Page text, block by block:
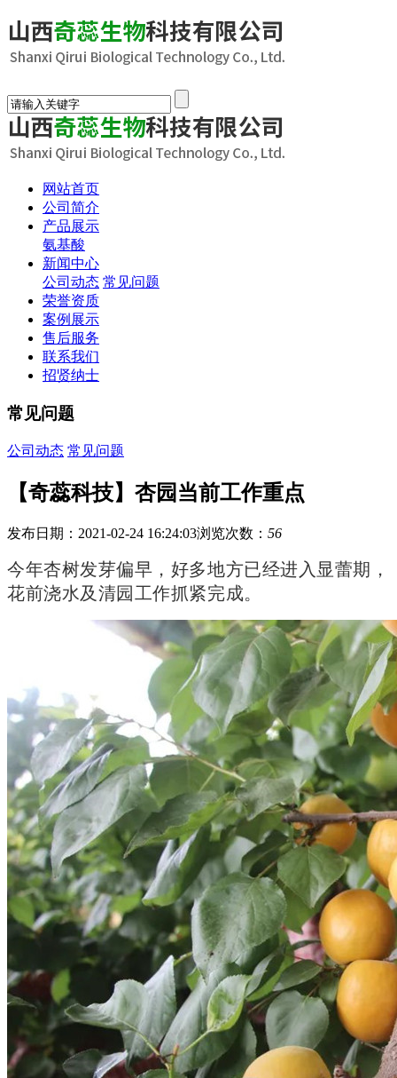
网站首页
公司简介
产品展示
氨基酸
新闻中心
公司动态 常见问题
荣誉资质
案例展示
售后服务
联系我们
招贤纳士
常见问题
公司动态 常见问题
【奇蕊科技】杏园当前工作重点
发布日期：2021-02-24 16:24:03浏览次数： 56
今年杏树发芽偏早，好多地方已经进入显蕾期，
花前浇水及清园工作抓紧完成。